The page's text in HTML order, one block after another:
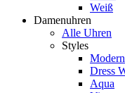
Weiß
Damenuhren
Alle Uhren
Styles
Modern
Dress
Aqua